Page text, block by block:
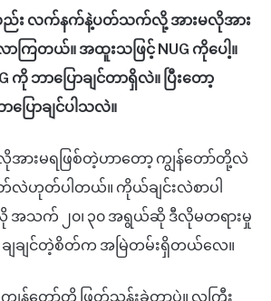
ည်း လက်နက်နဲ့ပတ်သက်လို့ အားမလိုအား
ကြတယ်။ အထူးသဖြင့် NUG ကိုပေါ့။
ဘာပြောချင်တာရှိလဲ။ ပြီးတော့
ြောချင်ပါသလဲ။
လိုအားမရဖြစ်တဲ့ဟာတော့ ကျွန်တော်တို့လဲ
လဲဟုတ်ပါတယ်။ ကိုယ်ချင်းလဲစာပါ
အသက် ၂၀၊ ၃၀ အရွယ်ဆို ဒီလိုမတရားမှု
ချချင်တဲ့စိတ်က အမြဲတမ်းရှိတယ်လေ။
န်တော်တို့ ဖြတ်သန်းခဲ့တာပဲ။ လူကြီး